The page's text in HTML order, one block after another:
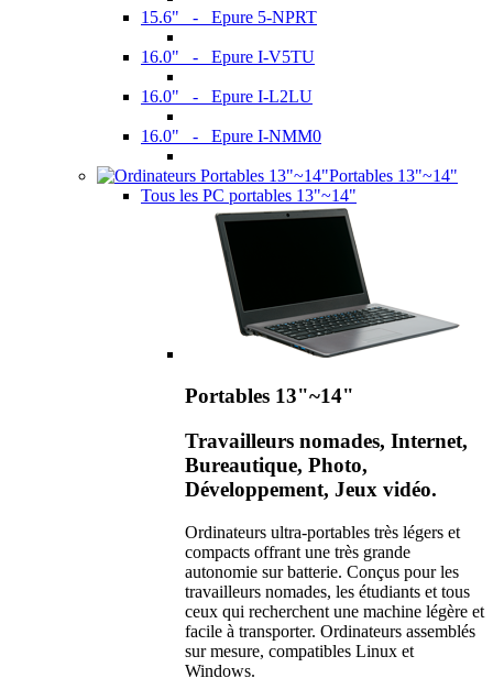
15.6" - Epure 5-NPRT
16.0" - Epure I-V5TU
16.0" - Epure I-L2LU
16.0" - Epure I-NMM0
Portables 13"~14"
Tous les PC portables 13"~14"
Portables 13"~14"
Travailleurs nomades, Internet,
Bureautique, Photo,
Développement, Jeux vidéo.
Ordinateurs ultra-portables très légers et
compacts offrant une très grande
autonomie sur batterie. Conçus pour les
travailleurs nomades, les étudiants et tous
ceux qui recherchent une machine légère et
facile à transporter. Ordinateurs assemblés
sur mesure, compatibles Linux et
Windows.